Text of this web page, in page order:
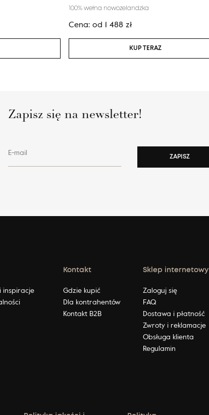
100% wełna nowozelandzka
Cena: od 1 488 zł
KUP TERAZ
Zapisz się na newsletter!
E-mail ZAPISZ
inspiracje
Kontakt
Gdzie kupić
Dla kontrahentów
Kontakt B2B
Sklep internetowy
Zaloguj się
FAQ
Dostawa i płatność
Zwroty i reklamacje
Obsługa klienta
Regulamin